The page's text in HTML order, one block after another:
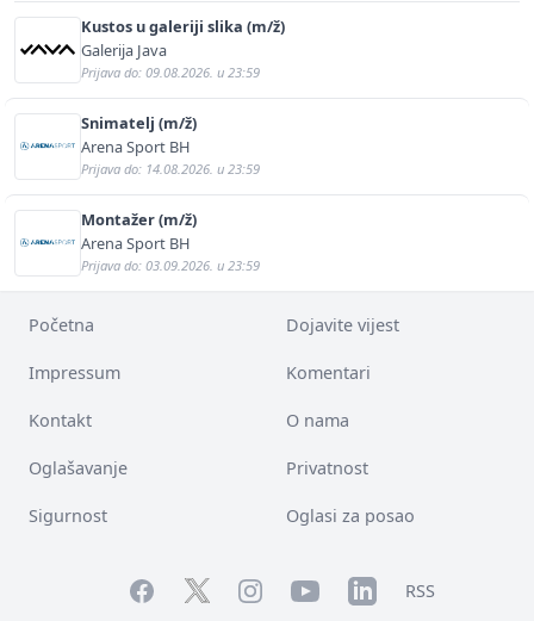
Kustos u galeriji slika (m/ž)
Galerija Java
Prijava do: 09.08.2026. u 23:59
Snimatelj (m/ž)
Arena Sport BH
Prijava do: 14.08.2026. u 23:59
Montažer (m/ž)
Arena Sport BH
Prijava do: 03.09.2026. u 23:59
Početna Dojavite vijest
Impressum Komentari
Kontakt O nama
Oglašavanje Privatnost
Sigurnost Oglasi za posao
FacebookTwitterInstagramYouTubeLinkedInRSS